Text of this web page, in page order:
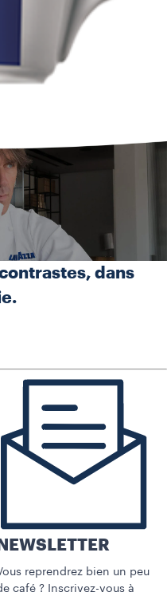
dans
NEWSLETTER
reprendrez bien un peu
café ? Inscrivez-vous à